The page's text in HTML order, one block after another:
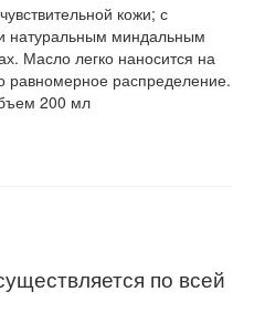
кожи; с
натуральным миндальным
Масло легко наносится на
равномерное распределение.
200 мл
по всей